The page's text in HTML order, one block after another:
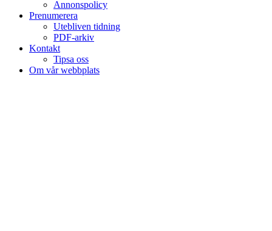
Annonspolicy
Prenumerera
Utebliven tidning
PDF-arkiv
Kontakt
Tipsa oss
Om vår webbplats